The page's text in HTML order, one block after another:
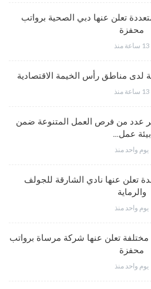
تعلن عنها دبي الصحية برواتب
محفزة
13 ساعة منذ
لدى مناطق رأس الخيمة الاقتصادية
13 ساعة منذ
عدد من فرص العمل المتنوعة ضمن
بيئة عمل…
يوم واحد منذ
تعلن عنها نادي الشارقة للجولف
والرماية
يوم واحد منذ
تعلن عنها شركة مرساة برواتب
محفزة
يوم واحد منذ